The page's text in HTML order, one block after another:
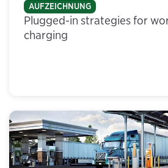
AUFZEICHNUNG
Plugged-in strategies for
charging